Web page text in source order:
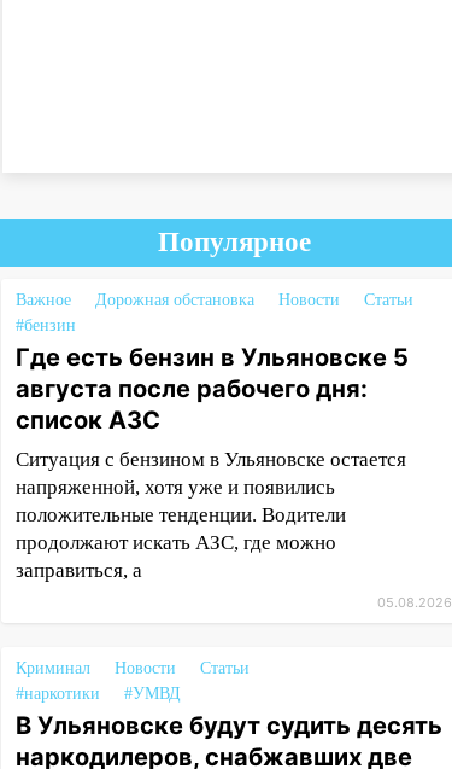
Популярное
Важное Дорожная обстановка Новости
Статьи
#бензин
Где есть бензин в Ульяновске 5
августа после рабочего дня:
список АЗС
Ситуация с бензином в Ульяновске остается
напряженной, хотя уже и появились
положительные тенденции. Водители
продолжают искать АЗС, где можно
заправиться, а
05.08.2026
Криминал Новости
Статьи
#наркотики
#УМВД
В Ульяновске будут судить десять
наркодилеров, снабжавших две